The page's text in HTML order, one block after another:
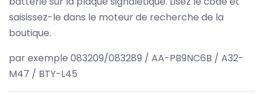
saisissez-le dans le moteur de recherche de la
boutique.
par exemple 083209/083289 / AA-PB9NC6B / A32-
M47 / BTY-L45